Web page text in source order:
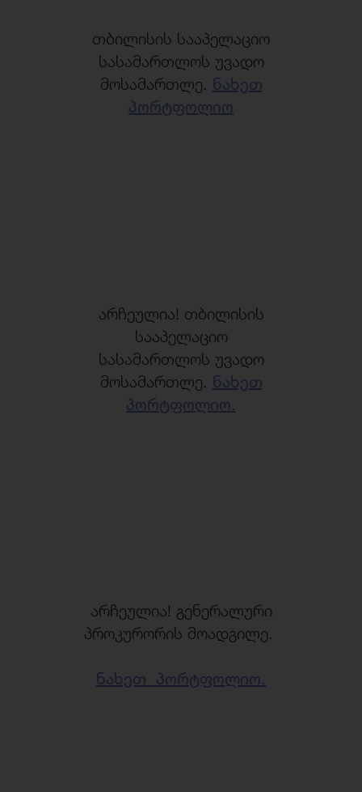
თბილისის სააპელაციო
სასამართლოს უვადო
მოსამართლე. ნახეთ
პორტფოლიო
არჩეულია! თბილისის
სააპელაციო
სასამართლოს უვადო
მოსამართლე. ნახეთ
პორტფოლიო.
არჩეულია! გენერალური
პროკურორის მოადგილე.
ნახეთ პორტფოლიო.